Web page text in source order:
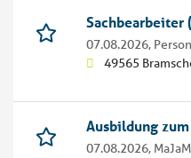
07.08.2026,
49565
Ausbildung
07.08.2026,